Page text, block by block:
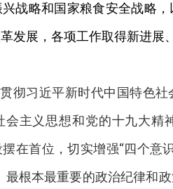
战略和国家粮食安全战略
发展，各项工作取得新进展
贯彻习近平新时代中国特色
会主义思想和党的十九大精
在首位 ，切实增强“四个意
最根本最重要的政治纪律和